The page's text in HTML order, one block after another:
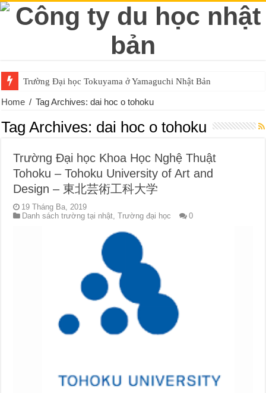
Trường Đại học Tokuyama ở Yamaguchi Nhật Bản
Home / Tag Archives: dai hoc o tohoku
Tag Archives: dai hoc o tohoku
Trường Đại học Khoa Học Nghệ Thuật
Tohoku – Tohoku University of Art and
Design – 東北芸術工科大学
19 Tháng Ba, 2019
Danh sách trường tại nhật,Trường đại học 0